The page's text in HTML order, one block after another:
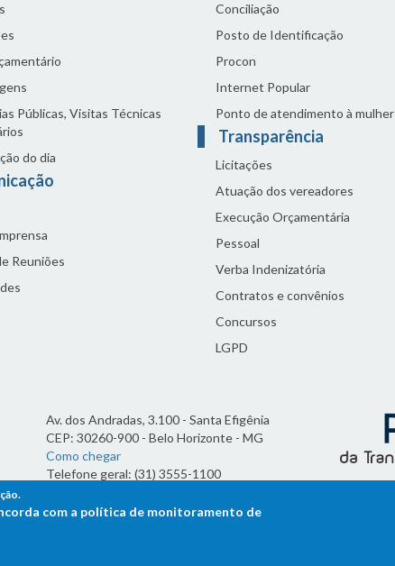
Públicas, Visitas Técnicas
do dia
Reuniões
Conciliação
Posto de Identificação
Procon
Internet Popular
Ponto de atendimento à mulher
Transparência
Licitações
Atuação dos vereadores
Execução Orçamentária
Pessoal
Verba Indenizatória
Contratos e convênios
Concursos
LGPD
Av. dos Andradas, 3.100 - Santa Efigênia
CEP: 30260-900 - Belo Horizonte - MG
Como chegar
Telefone geral: (31) 3555-1100
7h às 19h
com a política de monitoramento de